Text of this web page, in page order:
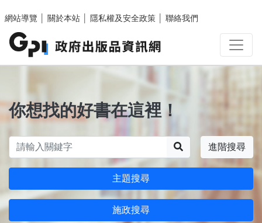
網站導覽
關於本站 隱私權及安全政策 聯絡我們
你想找的好書在這裡！
進階搜尋
主題搜尋
施政搜尋